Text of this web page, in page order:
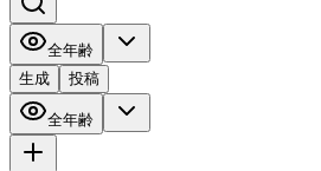
全年齢
生成
投稿
全年齢